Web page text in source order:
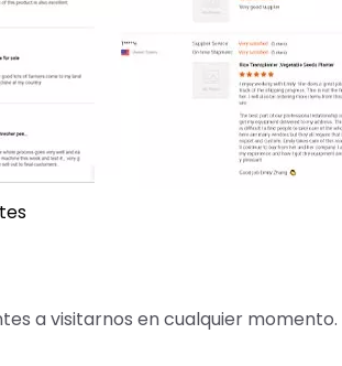
a visitarnos en cualquier